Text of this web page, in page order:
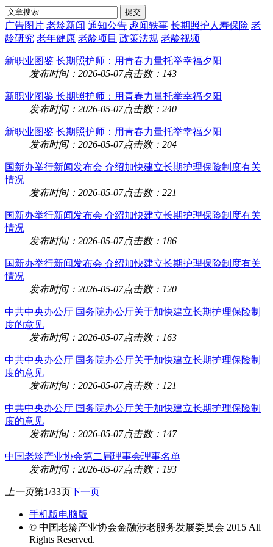
广告图片 老龄新闻 通知公告 趣闻轶事 长期照护人寿保险 老
龄研究 老年健康 老龄项目 政策法规 老龄视频
新职业图鉴 长期照护师：用青春力量托举幸福夕阳
发布时间：2026-05-07点击数：143
新职业图鉴 长期照护师：用青春力量托举幸福夕阳
发布时间：2026-05-07点击数：240
新职业图鉴 长期照护师：用青春力量托举幸福夕阳
发布时间：2026-05-07点击数：204
国新办举行新闻发布会 介绍加快建立长期护理保险制度有关
情况
发布时间：2026-05-07点击数：221
国新办举行新闻发布会 介绍加快建立长期护理保险制度有关
情况
发布时间：2026-05-07点击数：186
国新办举行新闻发布会 介绍加快建立长期护理保险制度有关
情况
发布时间：2026-05-07点击数：120
中共中央办公厅 国务院办公厅关于加快建立长期护理保险制
度的意见
发布时间：2026-05-07点击数：163
中共中央办公厅 国务院办公厅关于加快建立长期护理保险制
度的意见
发布时间：2026-05-07点击数：121
中共中央办公厅 国务院办公厅关于加快建立长期护理保险制
度的意见
发布时间：2026-05-07点击数：147
中国老龄产业协会第二届理事会理事名单
发布时间：2026-05-07点击数：193
上一页第1/33页下一页
手机版电脑版
© 中国老龄产业协会金融涉老服务发展委员会 2015 All
Rights Reserved.